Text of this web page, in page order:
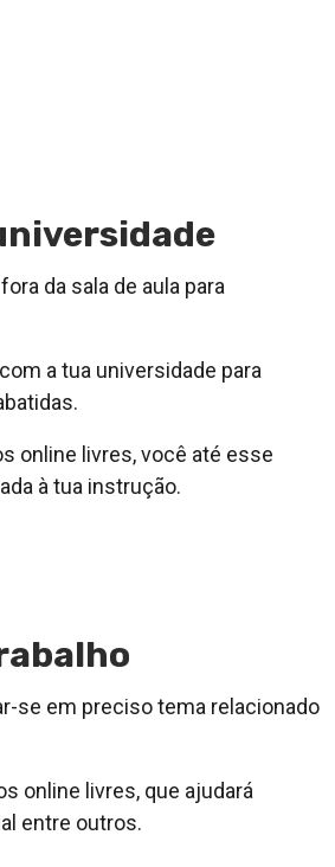
da sala de aula para
a tua universidade para
online livres, você até esse
à tua instrução.
se em preciso tema relacionado
online livres, que ajudará
entre outros.